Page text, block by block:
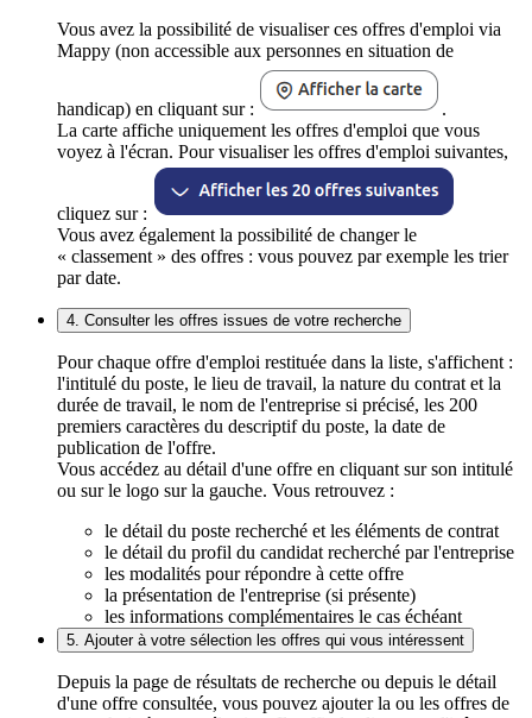
Vous avez la possibilité de visualiser ces offres d'emploi via
Mappy (non accessible aux personnes en situation de
handicap) en cliquant sur :
.
La carte affiche uniquement les offres d'emploi que vous
voyez à l'écran. Pour visualiser les offres d'emploi suivantes,
cliquez sur :
Vous avez également la possibilité de changer le
« classement » des offres : vous pouvez par exemple les trier
par date.
4. Consulter les offres issues de votre recherche
Pour chaque offre d'emploi restituée dans la liste, s'affichent :
l'intitulé du poste, le lieu de travail, la nature du contrat et la
durée de travail, le nom de l'entreprise si précisé, les 200
premiers caractères du descriptif du poste, la date de
publication de l'offre.
Vous accédez au détail d'une offre en cliquant sur son intitulé
ou sur le logo sur la gauche. Vous retrouvez :
le détail du poste recherché et les éléments de contrat
le détail du profil du candidat recherché par l'entreprise
les modalités pour répondre à cette offre
la présentation de l'entreprise (si présente)
les informations complémentaires le cas échéant
5. Ajouter à votre sélection les offres qui vous intéressent
Depuis la page de résultats de recherche ou depuis le détail
d'une offre consultée, vous pouvez ajouter la ou les offres de